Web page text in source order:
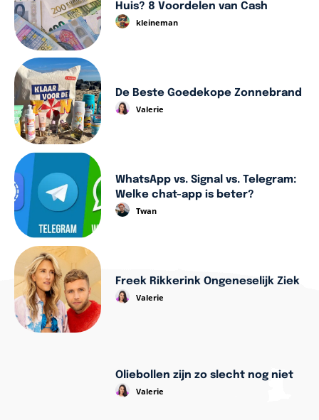
Huis? 8 Voordelen van Cash
kleineman
De Beste Goedekope Zonnebrand
Valerie
WhatsApp vs. Signal vs. Telegram:
Welke chat-app is beter?
Twan
Freek Rikkerink Ongeneselijk Ziek
Valerie
Oliebollen zijn zo slecht nog niet
Valerie